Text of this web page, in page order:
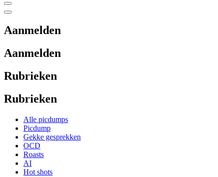
Aanmelden
Aanmelden
Rubrieken
Rubrieken
Alle picdumps
Picdump
Gekke gesprekken
OCD
Roasts
AI
Hot shots